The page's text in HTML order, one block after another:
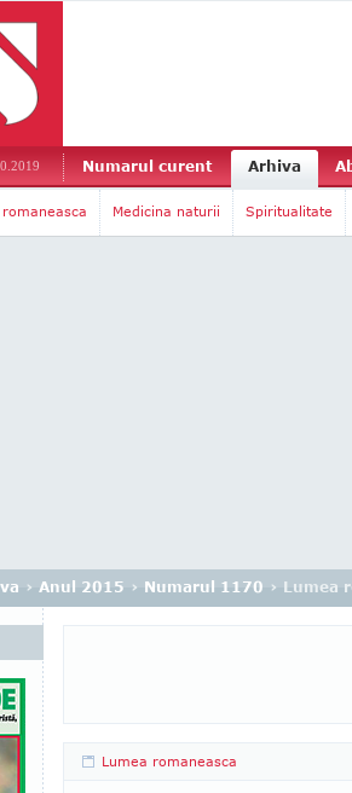
Numarul curent Arhiva
Medicina naturii Spiritualitate
› Anul 2015 › Numarul 1170 › Lumea
Lumea romaneasca